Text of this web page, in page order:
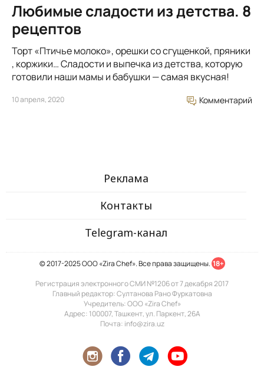
Любимые сладости из детства. 8
рецептов
Торт «Птичье молоко», орешки со сгущенкой, пряники
, коржики… Сладости и выпечка из детства, которую
готовили наши мамы и бабушки — самая вкусная!
10 апреля, 2020 Комментарий
Реклама
Контакты
Telegram-канал
© 2017-2025 ООО «Zira Chef». Все права защищены. 18+
Регистрация электронного СМИ №1206 от 7 декабря 2017
Главный редактор: Султанова Рано Фуркатовна
Учредитель: ООО «Zira Chef»
Адрес: 100007, Ташкент, ул. Паркент, 26А
Почта: info@zira.uz